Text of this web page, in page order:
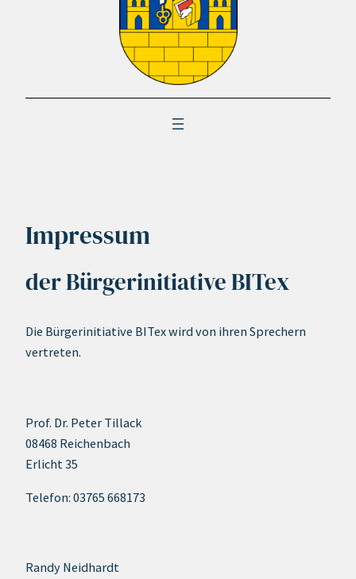
Impressum
der Bürgerinitiative BITex
Die Bürgerinitiative BITex wird von ihren Sprechern
vertreten.
Prof. Dr. Peter Tillack
08468 Reichenbach
Erlicht 35
Telefon: 03765 668173
Randy Neidhardt